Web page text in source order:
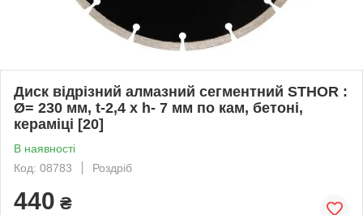
Диск відрізний алмазний сегментний STHOR :
Ø= 230 мм, t-2,4 х h- 7 мм по кам, бетоні,
кераміці [20]
В наявності
Код: 08783
Роздріб
440 ₴